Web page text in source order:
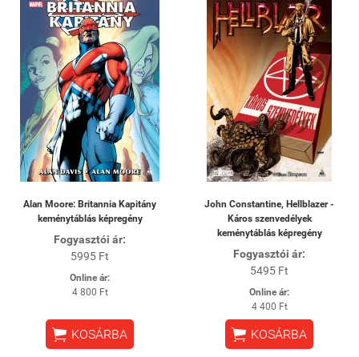
Alan Moore: Britannia Kapitány
keménytáblás képregény
Fogyasztói ár:
5995 Ft
Online ár:
4 800 Ft
 KOSÁRBA
John Constantine, Hellblazer -
Káros szenvedélyek
keménytáblás képregény
Fogyasztói ár:
5495 Ft
Online ár:
4 400 Ft
 KOSÁRBA